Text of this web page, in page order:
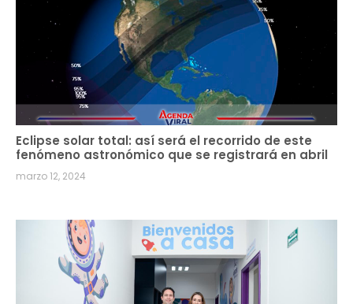
Eclipse solar total: así será el recorrido de este
fenómeno astronómico que se registrará en abril
marzo 12, 2024